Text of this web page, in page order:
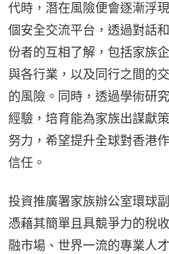
代時，潛在風險便會逐漸浮
個安全交流平台，透過對話
份者的互相了解，包括家族
與各行業，以及同行之間的
的風險。同時，透過學術研
經驗，培育能為家族出謀獻
努力，希望提升全球對香港
信任。
投資推廣署家族辦公室環球
憑藉其簡單且具競爭力的稅
融市場、世界一流的專業人